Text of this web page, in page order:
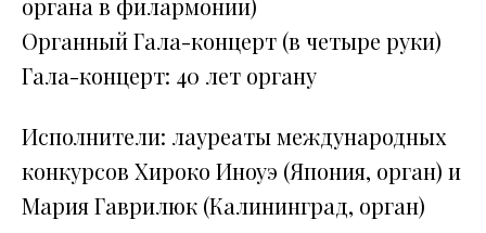
органа в филармонии)
Органный Гала-концерт (в четыре руки)
Гала-концерт: 40 лет органу
Исполнители: лауреаты международных
конкурсов Хироко Иноуэ (Япония, орган) и
Мария Гаврилюк (Калининград, орган)